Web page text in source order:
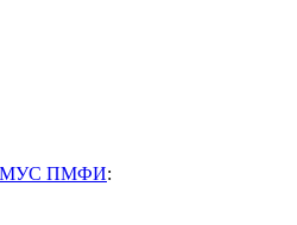
ПМФИ: